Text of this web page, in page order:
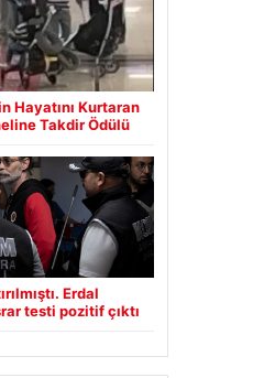
Hayatını Kurtaran
Takdir Ödülü
Erdal
testi pozitif çıktı